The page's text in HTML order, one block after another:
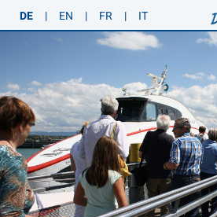
DE | EN | FR | IT